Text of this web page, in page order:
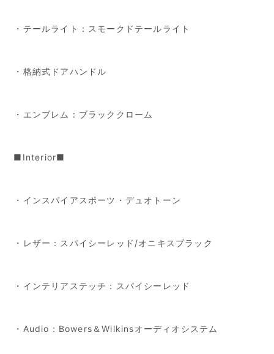
・テールライト：スモークドテールライト
・格納式ドアハンドル
・エンブレム：ブラッククローム
■Interior■
・インスパイアスポーツ・デュオトーン
・レザー：スパイシーレッド/オニキスブラック
・インテリアステッチ：スパイシーレッド
・Audio：Bowers＆Wilkinsオーディオシステム